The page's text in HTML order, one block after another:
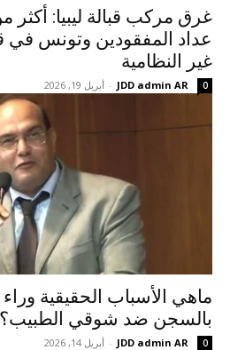
عداد المفقودين وتونس في
غير النظامية
JDD admin AR
- أبريل 19, 2026 0
ماهي الأسباب الحقيقية
بالسجن ضد شوقي الطبيب؟
JDD admin AR
- أبريل 14, 2026 0